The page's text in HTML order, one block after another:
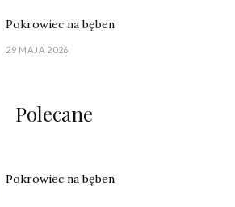
Pokrowiec na bęben
29 MAJA 2026
Polecane
Pokrowiec na bęben